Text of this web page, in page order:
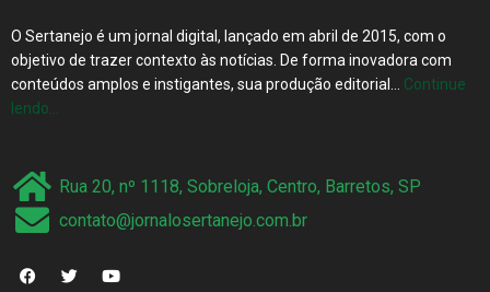
O Sertanejo é um jornal digital, lançado em abril de 2015, com o
objetivo de trazer contexto às notícias. De forma inovadora com
conteúdos amplos e instigantes, sua produção editorial… Continue
lendo…
Rua 20, nº 1118, Sobreloja, Centro, Barretos, SP
contato@jornalosertanejo.com.br